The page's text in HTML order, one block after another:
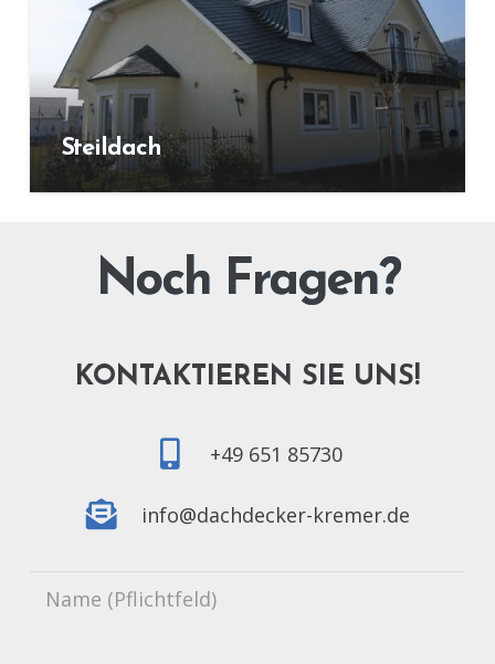
Steildach
Noch Fragen?
KONTAKTIEREN SIE UNS!
+49 651 85730
info@dachdecker-kremer.de